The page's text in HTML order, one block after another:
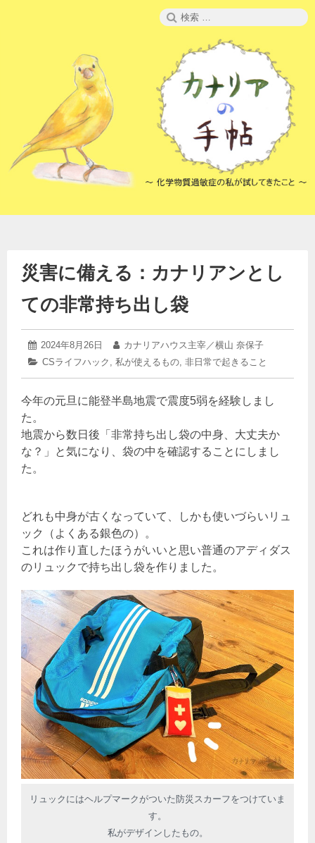
検
索:
災害に備える：カナリアンとし
ての非常持ち出し袋
投
稿
2024年8月26日
2024
年
8
月
日
投
稿
カナリアハウス主宰／横山 奈保子
カ
リ
CSライフハック , 私が使えるもの, 非日常で起きること
今年の元旦に能登半島地震で震度5弱を経験しまし
た。
地震から数日後「非常持ち出し袋の中身、大丈夫か
な？」と気になり、袋の中を確認することにしまし
た。
どれも中身が古くなっていて、しかも使いづらいリュ
ック（よくある銀色の）。
これは作り直したほうがいいと思い普通のアディダス
のリュックで持ち出し袋を作りました。
リュックにはヘルプマークがついた防災スカーフをつけていま
す。
私がデザインしたもの。